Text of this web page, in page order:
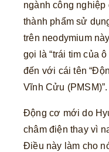
ngành công nghiệp
thành phẩm sử
trên neodymium
gọi là “trái tim của
đến với cái tên
Vĩnh Cửu (PMSM)”.
Động cơ mới do
châm điện thay vì
Điều này làm cho